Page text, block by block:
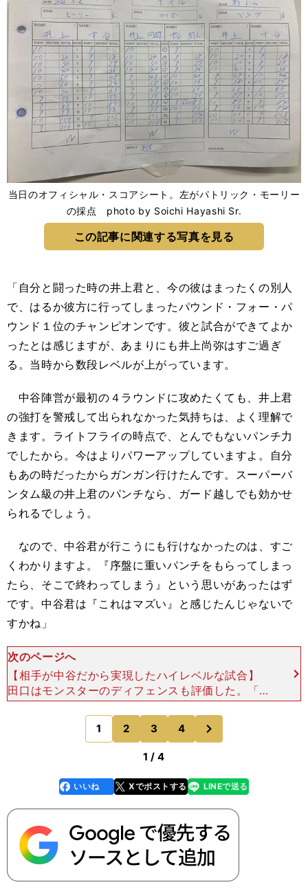
当日のオフィシャル・スコアシート。左がパトリック・モーリー
の採点 photo by Soichi Hayashi Sr.
この記事に関連する写真を見る
「自分と闘った時の井上君と、今の彼はまったくの別人
で、はるか彼方に行ってしまったパウンド・フォー・パ
ウンド１位のチャンピオンです。彼と試合ができてよか
ったとは感じますが、あまりにも井上尚弥はすご過ぎ
る。当時から数段レベルが上がっています。
中谷陣営が最初の４ラウンドに攻めたくても、井上君
の強打を警戒して出られなかった気持ちは、よく理解で
きます。ライトフライの時点で、とんでもないパンチ力
でしたから。今はよりパワーアップしていますよ。自分
もあの時だったからガンガン行けたんです。スーパーバ
ンタム級の井上君のパンチなら、ガード越しでも効かせ
られるでしょう。
なので、中谷君が行こうにも行けなかったのは、すご
くわかりますよ。『序盤に重いパンチをもらってしまっ
たら、そこで終わってしまう』という思いがあったはず
です。中谷君は『これはマズい』と感じたんじゃないで
すかね」
次のページへ
【相手が中谷だから実現したハイレベルな試合】
田口はモンスターのディフェンスも評価した。「井
上君は、自分の打ち終わりを中谷君が狙ってくると
見越していたでしょう。中谷君のパンチを外してか
ら打つ練習を
1 2 3 4
のページへ
1 / 4
faceboo
k
いいね Xでポストする
line LINEで送る